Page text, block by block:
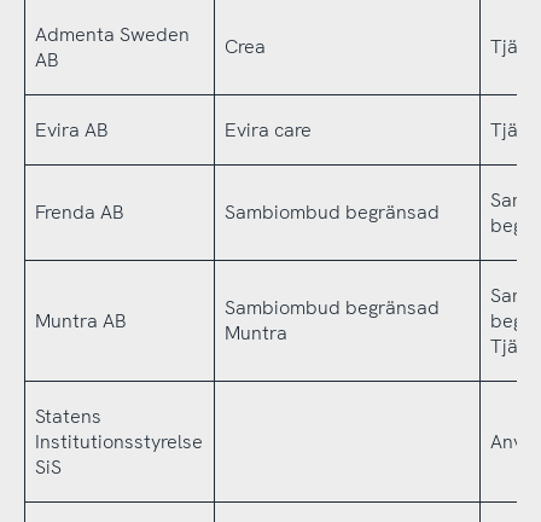
Admenta Sweden
AB
Crea
Evira AB Evira care
Frenda AB Sambiombud begränsad
Muntra AB
Sambiombud begränsad
Muntra
Statens
Institutionsstyrelse
SiS